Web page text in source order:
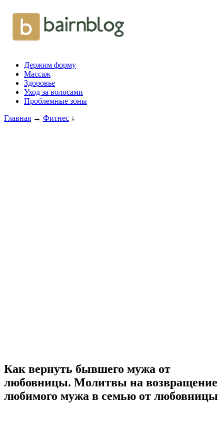
Держим форму
Массаж
Здоровье
Уход за волосами
Проблемные зоны
Главная → Фитнес ↓
Как вернуть бывшего мужа от
любовницы. Молитвы на возвращение
любимого мужа в семью от любовницы